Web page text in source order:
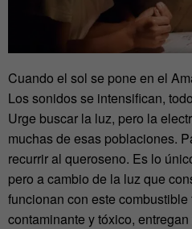
Cuando el sol se pone en el
Los sonidos se intensifican,
Urge buscar la luz, pero la
muchas de esas poblaciones.
recurrir al queroseno. Es lo
pero a cambio de la luz que
funcionan con este
contaminante y tóxico,